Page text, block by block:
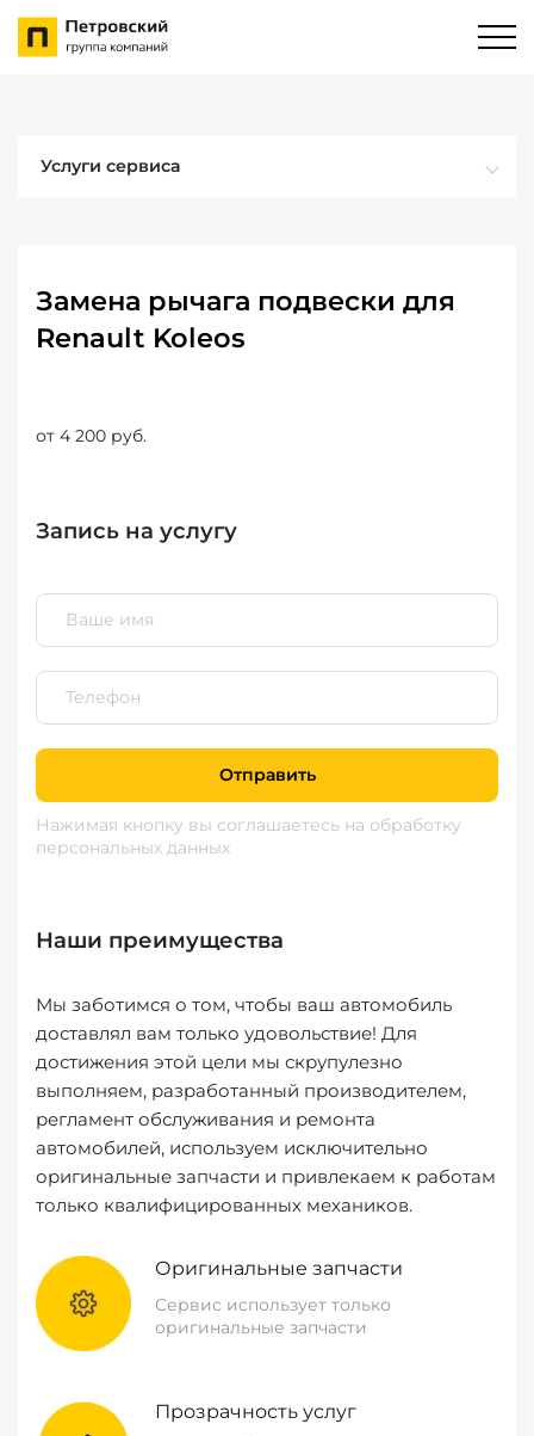
Услуги сервиса
Замена рычага подвески для
Renault Koleos
от 4 200 руб.
Запись на услугу
Отправить
Нажимая кнопку вы соглашаетесь на обработку
персональных данных
Наши преимущества
Мы заботимся о том, чтобы ваш автомобиль
доставлял вам только удовольствие! Для
достижения этой цели мы скрупулезно
выполняем, разработанный производителем,
регламент обслуживания и ремонта
автомобилей, используем исключительно
оригинальные запчасти и привлекаем к работам
только квалифицированных механиков.
Оригинальные запчасти
Сервис использует только
оригинальные запчасти
Прозрачность услуг